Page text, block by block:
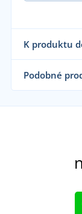
K produktu
Sami
Podobné
Novinka